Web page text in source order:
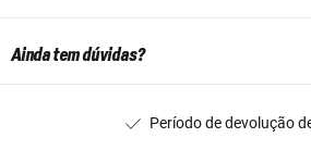
Ainda tem dúvidas?
Período de devolução